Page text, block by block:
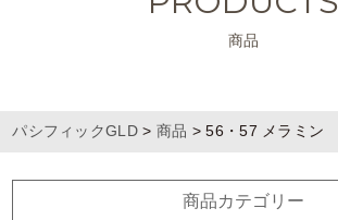
商品
パシフィックGLD> 商品 >56・57 メラミン
商品カテゴリー